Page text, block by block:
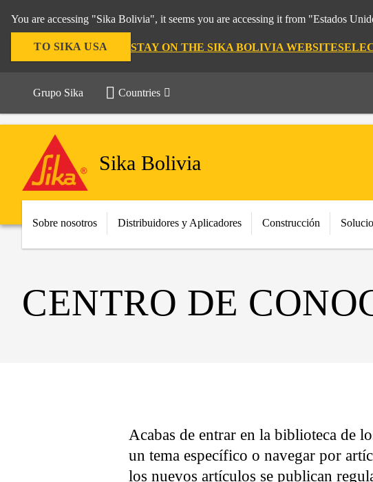
You are accessing "Sika Bolivia", it seems you are accessing it from "Estados
TO SIKA USA STAY ON THE SIKA BOLIVIA WEBSITE
Grupo Sika Countries
Sika Bolivia
Sobre nosotros Distribuidores y Aplicadores Construcción
CENTRO DE
Acabas de entrar en la biblioteca de
un tema específico o navegar por
los nuevos artículos se publican